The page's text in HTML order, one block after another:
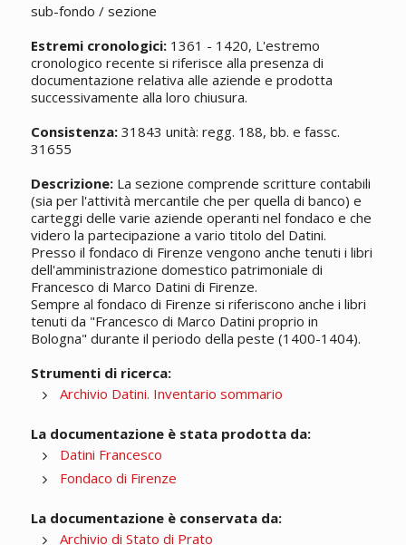
sub-fondo / sezione
Estremi cronologici:1361 - 1420, L'estremo
cronologico recente si riferisce alla presenza di
documentazione relativa alle aziende e prodotta
successivamente alla loro chiusura.
Consistenza:31843 unità: regg. 188, bb. e fassc.
31655
Descrizione:La sezione comprende scritture contabili
(sia per l'attività mercantile che per quella di banco) e
carteggi delle varie aziende operanti nel fondaco e che
videro la partecipazione a vario titolo del Datini.
Presso il fondaco di Firenze vengono anche tenuti i libri
dell'amministrazione domestico patrimoniale di
Francesco di Marco Datini di Firenze.
Sempre al fondaco di Firenze si riferiscono anche i libri
tenuti da "Francesco di Marco Datini proprio in
Bologna" durante il periodo della peste (1400-1404).
Strumenti di ricerca:
Archivio Datini. Inventario sommario
La documentazione è stata prodotta da:
Datini Francesco
Fondaco di Firenze
La documentazione è conservata da:
Archivio di Stato di Prato